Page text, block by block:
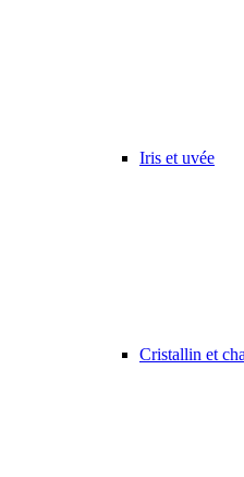
Iris et uvée
Cristallin et